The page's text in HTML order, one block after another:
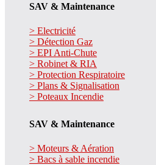
SAV & Maintenance
> Electricité
> Détection Gaz
> EPI Anti-Chute
> Robinet & RIA
> Protection Respiratoire
> Plans & Signalisation
> Poteaux Incendie
SAV & Maintenance
> Moteurs & Aération
> Bacs à sable incendie